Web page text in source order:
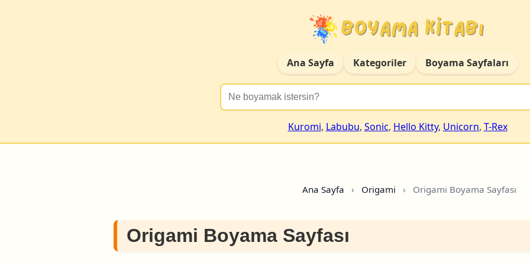
Ana Sayfa Kategoriler Boyama Sayfaları
Kuromi, Labubu, Sonic, Hello Kitty, Unicorn, T-Rex
Ana Sayfa › Origami › Origami Boyama Sayfası
Origami Boyama Sayfası